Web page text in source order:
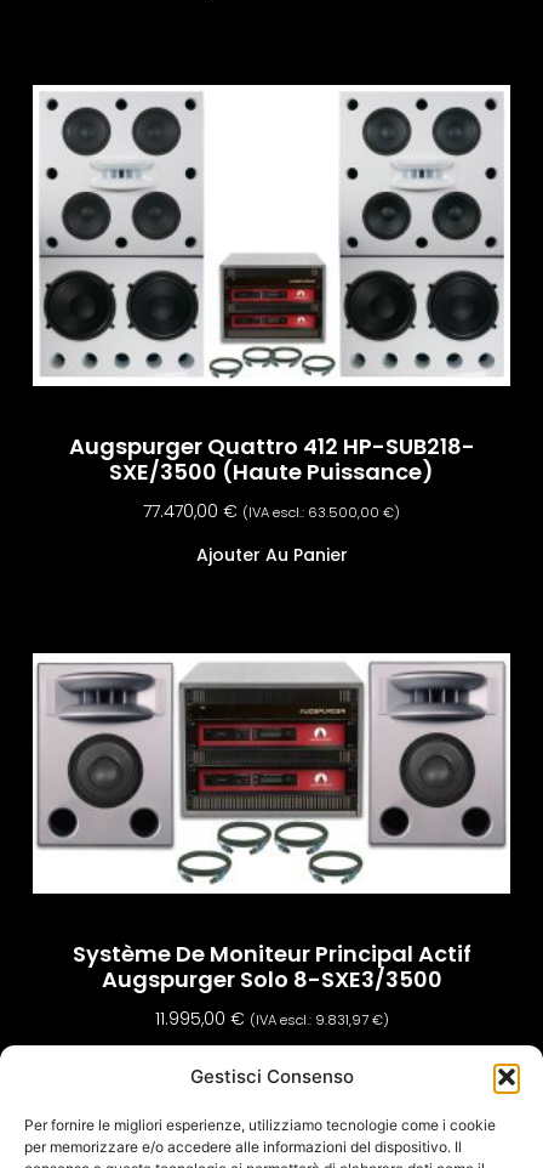
Gestisci Consenso
Per fornire le migliori esperienze, utilizziamo tecnologie come i cookie
per memorizzare e/o accedere alle informazioni del dispositivo. Il
Augspurger Quattro 412 HP-SUB218-
SXE/3500 (haute Puissance)
77.470,00 € (IVA escl.: 63.500,00 €)
Ajouter Au Panier
Système De Moniteur Principal Actif
Augspurger Solo 8-SXE3/3500
11.995,00 € (IVA escl.: 9.831,97€)
Ajouter Au Panier